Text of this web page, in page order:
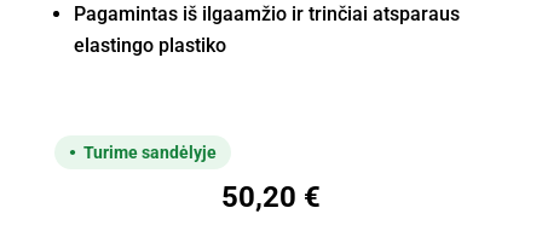
Pagamintas iš ilgaamžio ir trinčiai atsparaus
elastingo plastiko
Turime sandėlyje
50,20 €